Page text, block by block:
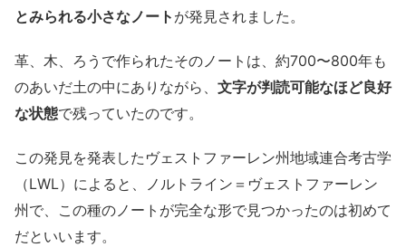
とみられる小さなノート が発見されました。
革、木、ろうで作られたそのノートは、約700〜800年も
のあいだ土の中にありながら、 文字が判読可能なほど良好
な状態で残っていたのです。
この発見を発表したヴェストファーレン州地域連合考古学
（LWL）によると、ノルトライン＝ヴェストファーレン
州で、この種のノートが完全な形で見つかったのは初めて
だといいます。